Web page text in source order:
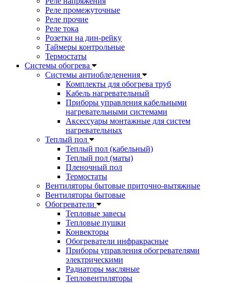
Реле промежуточные
Реле прочие
Реле тока
Розетки на дин-рейку
Таймеры контрольные
Термостаты
Системы обогрева
Системы антиобледенения
Комплекты для обогрева труб
Кабель нагревательный
Приборы управления кабельными
нагревательными системами
Аксессуары монтажные для систем
нагревательных
Теплый пол
Теплый пол (кабельный)
Теплый пол (маты)
Пленочный пол
Термостаты
Вентиляторы бытовые приточно-вытяжные
Вентиляторы бытовые
Обогреватели
Тепловые завесы
Тепловые пушки
Конвекторы
Обогреватели инфракрасные
Приборы управления обогревателями
электрическими
Радиаторы масляные
Тепловентиляторы